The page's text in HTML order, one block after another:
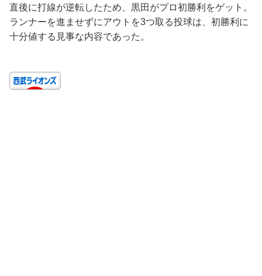
直後に打線が逆転したため、黒田がプロ初勝利をゲット。
ランナーを進ませずにアウトを3つ取る投球は、初勝利に
十分値する見事な内容であった。